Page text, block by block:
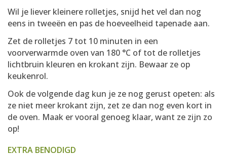
Wil je liever kleinere rolletjes, snijd het vel dan nog
eens in tweeën en pas de hoeveelheid tapenade aan.
Zet de rolletjes 7 tot 10 minuten in een
voorverwarmde oven van 180 °C of tot de rolletjes
lichtbruin kleuren en krokant zijn. Bewaar ze op
keukenrol.
Ook de volgende dag kun je ze nog gerust opeten: als
ze niet meer krokant zijn, zet ze dan nog even kort in
de oven. Maak er vooral genoeg klaar, want ze zijn zo
op!
EXTRA BENODIGD